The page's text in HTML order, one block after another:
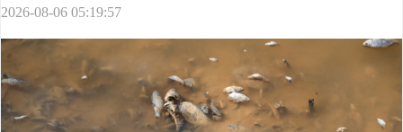
2026-08-06 05:19:57